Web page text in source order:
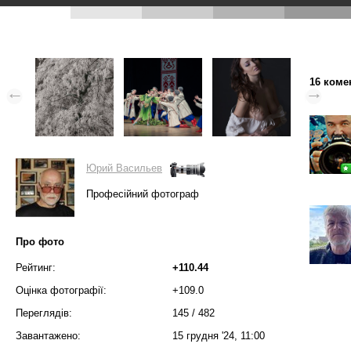
Юрий Васильев
Професійний фотограф
Про фото
Рейтинг:
+110.44
Оцінка фотографії:
+109.0
Переглядів:
145 / 482
Завантажено:
15 грудня '24, 11:00
16